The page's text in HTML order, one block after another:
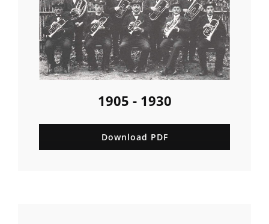
1905 - 1930
Download PDF